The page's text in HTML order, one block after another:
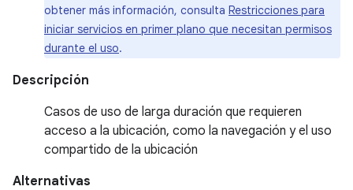
obtener más información, consulta Restricciones para
iniciar servicios en primer plano que necesitan permisos
durante el uso.
Descripción
Casos de uso de larga duración que requieren
acceso a la ubicación, como la navegación y el uso
compartido de la ubicación
Alternativas